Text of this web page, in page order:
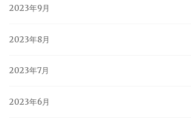
2023年9月
2023年8月
2023年7月
2023年6月